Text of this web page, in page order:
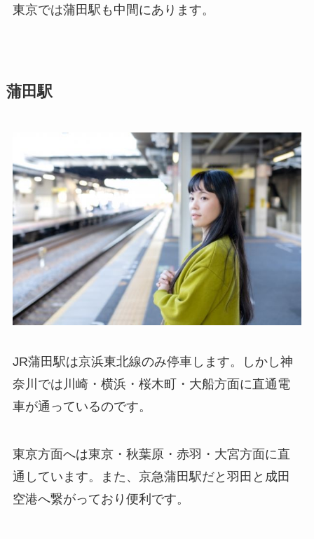
東京では蒲田駅も中間にあります。
蒲田駅
JR蒲田駅は京浜東北線のみ停車します。
しかし神
奈川では川崎・横浜・桜木町・大船方面に直通電
車が通っているのです。
東京方面へは東京・秋葉原・赤羽・大宮方面に直
通しています。
また、京急蒲田駅だと羽田と成田
空港へ繋がっており便利です。